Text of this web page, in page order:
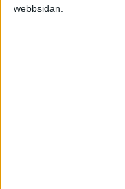
webbsidan.
1 gillning